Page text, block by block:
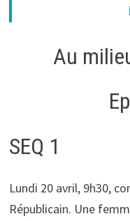
Au
SEQ 1
Lundi 20 avril, 9h30,
Républicain. Une